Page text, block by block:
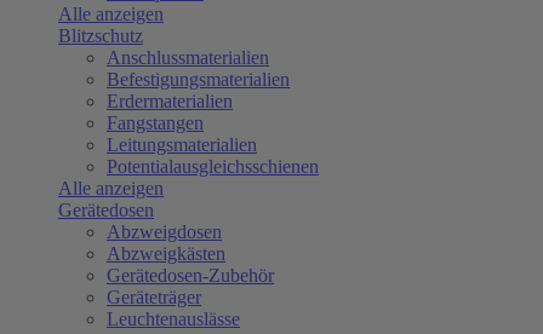
Alle anzeigen
Blitzschutz
Anschlussmaterialien
Befestigungsmaterialien
Erdermaterialien
Fangstangen
Leitungsmaterialien
Potentialausgleichsschienen
Alle anzeigen
Gerätedosen
Abzweigdosen
Abzweigkästen
Gerätedosen-Zubehör
Geräteträger
Leuchtenauslässe